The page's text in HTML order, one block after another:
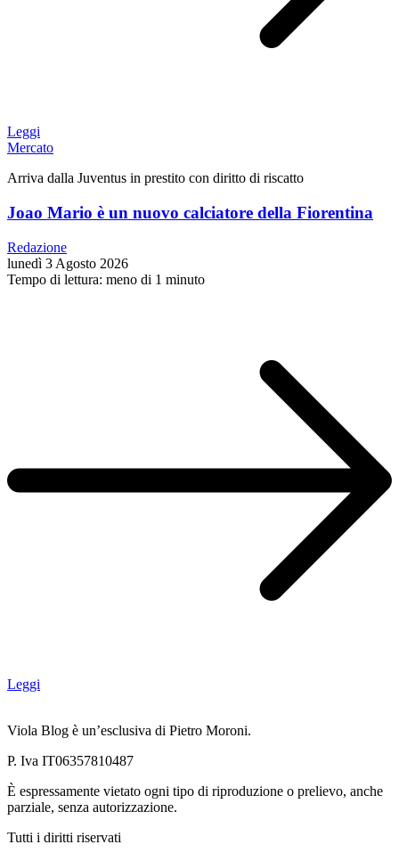
Leggi
Mercato
Arriva dalla Juventus in prestito con diritto di riscatto
Joao Mario è un nuovo calciatore della Fiorentina
Redazione
lunedì 3 Agosto 2026
Tempo di lettura: meno di 1 minuto
Leggi
Viola Blog è un’esclusiva di Pietro Moroni.
P. Iva IT06357810487
È espressamente vietato ogni tipo di riproduzione o prelievo, anche
parziale, senza autorizzazione.
Tutti i diritti riservati